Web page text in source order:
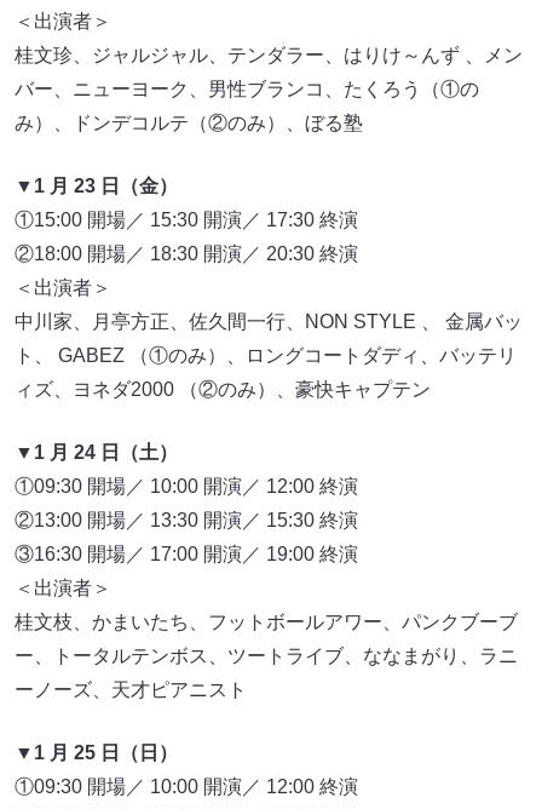
＜出演者＞
桂文珍、ジャルジャル、テンダラー、はりけ～んず 、メン
バー、ニューヨーク、男性ブランコ、たくろう（①の
み）、ドンデコルテ（②のみ）、ぼる塾
▼1 月 23 日（金）
①15:00 開場／ 15:30 開演／ 17:30 終演
②18:00 開場／ 18:30 開演／ 20:30 終演
＜出演者＞
中川家、月亭方正、佐久間一行、NON STYLE 、 金属バッ
ト、 GABEZ （①のみ）、ロングコートダディ、バッテリ
ィズ、ヨネダ2000 （②のみ）、豪快キャプテン
▼1 月 24 日（土）
①09:30 開場／ 10:00 開演／ 12:00 終演
②13:00 開場／ 13:30 開演／ 15:30 終演
③16:30 開場／ 17:00 開演／ 19:00 終演
＜出演者＞
桂文枝、かまいたち、フットボールアワー、パンクブーブ
ー、トータルテンボス、ツートライブ、ななまがり、ラニ
ーノーズ、天才ピアニスト
▼1 月 25 日（日）
①09:30 開場／ 10:00 開演／ 12:00 終演